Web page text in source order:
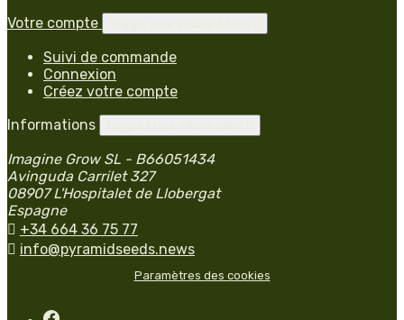
Votre compte
Suivi de commande
Connexion
Créez votre compte
Informations
Imagine Grow SL - B66051434
Avinguda Carrilet 327
08907 L'Hospitalet de Llobergat
Espagne
 +34 664 36 75 77
 info@pyramidseeds.news
Paramètres des cookies